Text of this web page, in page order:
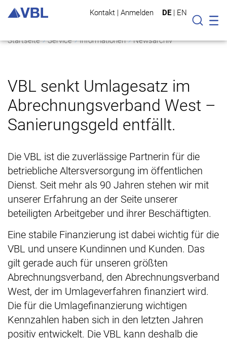
Kontakt | Anmelden DE | EN
Suche
Startseite Service Informationen Newsarchiv
VBL senkt Umlagesatz im
Abrechnungsverband West –
Sanierungsgeld entfällt.
Die VBL ist die zuverlässige Partnerin für die
betriebliche Altersversorgung im öffentlichen
Dienst. Seit mehr als 90 Jahren stehen wir mit
unserer Erfahrung an der Seite unserer
beteiligten Arbeitgeber und ihrer Beschäftigten.
Eine stabile Finanzierung ist dabei wichtig für die
VBL und unsere Kundinnen und Kunden. Das
gilt gerade auch für unseren größten
Abrechnungsverband, den Abrechnungsverband
West, der im Umlageverfahren finanziert wird.
Die für die Umlagefinanzierung wichtigen
Kennzahlen haben sich in den letzten Jahren
positiv entwickelt. Die VBL kann deshalb die